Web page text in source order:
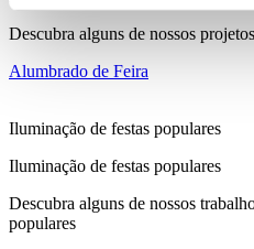
Descubra alguns de nossos
Alumbrado de Feira
Iluminação de festas populares
Iluminação de festas populares
Descubra alguns de nossos
populares